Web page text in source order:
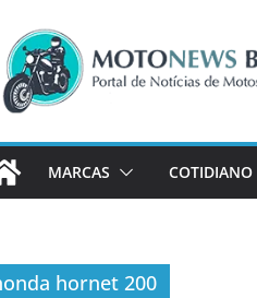
MARCAS COTIDIANO
hornet 200